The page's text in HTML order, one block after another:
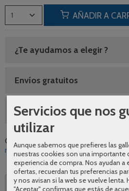
AÑADIR A
¿Te ayudamos a elegir ?
Envíos gratuitos
SEGUNDAS REBAJAS
Categoría: Grifería diseno calidad
moderno blanco-brillo promocion
Descripción
Servicios que nos
utilizar
Aunque sabemos que prefieres las
nuestras cookies son una importante
experiencia de compra. Nos ayudan a
ofertas, recuerdan tus preferencias
y nos avisan si la web se vuelve lenta.
"Aceptar" confirmas que estás de